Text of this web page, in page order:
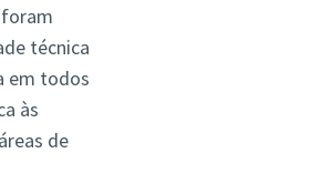
técnica
em todos
às
de